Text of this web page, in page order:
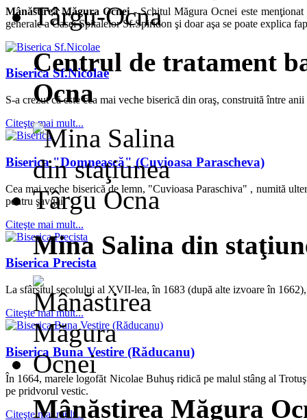
Mânăstirea Măgura Ocnei -Schitul Măgura Ocnei este
generale a Casei Spitalelor Sf.Spiridon şi doar aşa se poate explica
Biserica Sf.Nicolae
S-a crezut că este cea mai veche biserică din oraş, construită între
Citeşte mai mult...
Biserica "Domnească" (Cuvioasa Parascheva)
Cea mai veche biserică de lemn, "Cuvioasa Paraschiva" , numită
pentru şavgăi.
Citeşte mai mult...
Biserica Precista
La sfârşitul secolului al XVII-lea, în 1683 (după alte izvoare în
Citeşte mai mult...
Biserica Buna Vestire (Răducanu)
În 1664, marele logofăt Nicolae Buhuş ridică pe malul stâng al
pe pridvorul vestic.
Citeşte mai mult...
Centrul de tratament
Ocna
Mina Salina din
Mânăstirea Măgura